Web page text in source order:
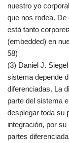
nuestro yo
que nos rodea.
está tanto
(embedded) en
58)
(3) Daniel J.
sistema depende
diferenciadas. La
parte del sistema
desplegar toda su
integración, por
partes